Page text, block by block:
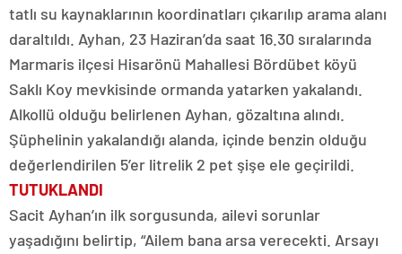
tatlı su kaynaklarının koordinatları çıkarılıp arama alanı
daraltıldı. Ayhan, 23 Haziran’da saat 16.30 sıralarında
Marmaris ilçesi Hisarönü Mahallesi Bördübet köyü
Saklı Koy mevkisinde ormanda yatarken yakalandı.
Alkollü olduğu belirlenen Ayhan, gözaltına alındı.
Şüphelinin yakalandığı alanda, içinde benzin olduğu
değerlendirilen 5’er litrelik 2 pet şişe ele geçirildi.
TUTUKLANDI
Sacit Ayhan’ın ilk sorgusunda, ailevi sorunlar
yaşadığını belirtip, “Ailem bana arsa verecekti. Arsayı